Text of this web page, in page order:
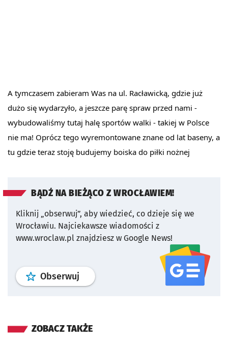
A tymczasem zabieram Was na ul. Racławicką, gdzie już
dużo się wydarzyło, a jeszcze parę spraw przed nami -
wybudowaliśmy tutaj halę sportów walki - takiej w Polsce
nie ma! Oprócz tego wyremontowane znane od lat baseny, a
tu gdzie teraz stoję budujemy boiska do piłki nożnej
BĄDŹ NA BIEŻĄCO Z WROCŁAWIEM!
Kliknij „obserwuj”, aby wiedzieć, co dzieje się we
Wrocławiu. Najciekawsze wiadomości z
www.wroclaw.pl znajdziesz w Google News!
Obserwuj profil serwisu
ZOBACZ TAKŻE